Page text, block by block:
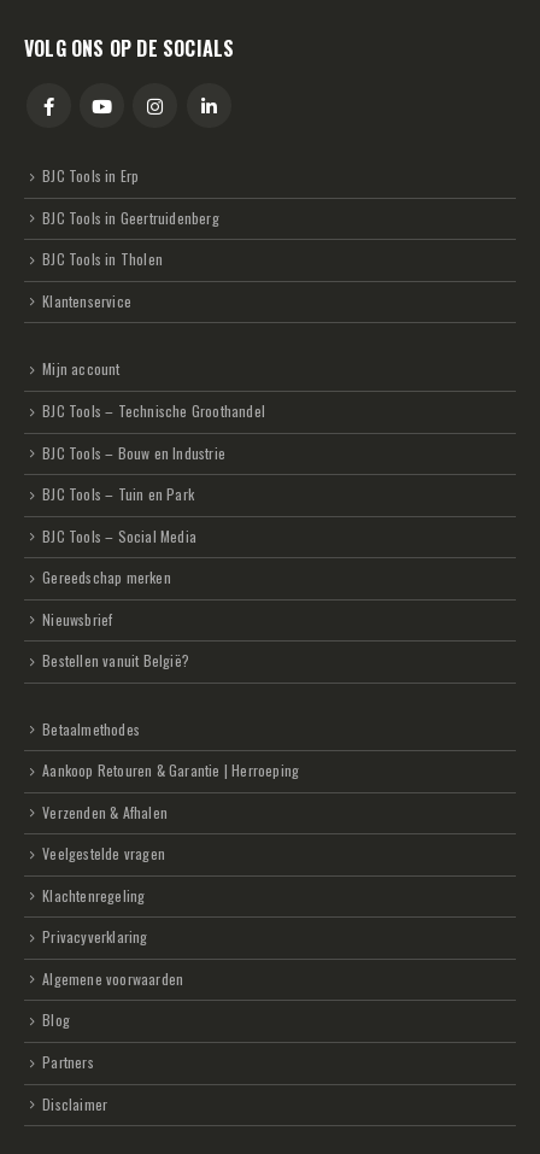
VOLG ONS OP DE SOCIALS
BJC Tools in Erp
BJC Tools in Geertruidenberg
BJC Tools in Tholen
Klantenservice
Mijn account
BJC Tools – Technische Groothandel
BJC Tools – Bouw en Industrie
BJC Tools – Tuin en Park
BJC Tools – Social Media
Gereedschap merken
Nieuwsbrief
Bestellen vanuit België?
Betaalmethodes
Aankoop Retouren & Garantie | Herroeping
Verzenden & Afhalen
Veelgestelde vragen
Klachtenregeling
Privacyverklaring
Algemene voorwaarden
Blog
Partners
Disclaimer